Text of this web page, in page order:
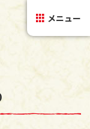
メニュー